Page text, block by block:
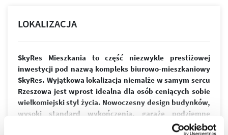
LOKALIZACJA
SkyRes Mieszkania to część niezwykle prestiżowej
inwestycji pod nazwą kompleks biurowo-mieszkaniowy
SkyRes. Wyjątkowa lokalizacja niemalże w samym sercu
Rzeszowa jest wprost idealna dla osób ceniących sobie
wielkomiejski styl życia. Nowoczesny design budynków,
wysoki standard wykończenia, garaże podziemne
spełnią wymagania nawet najbardziej wymagających